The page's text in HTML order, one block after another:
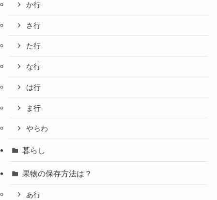
か行
さ行
た行
な行
は行
ま行
やらわ
暮らし
果物の保存方法は？
あ行